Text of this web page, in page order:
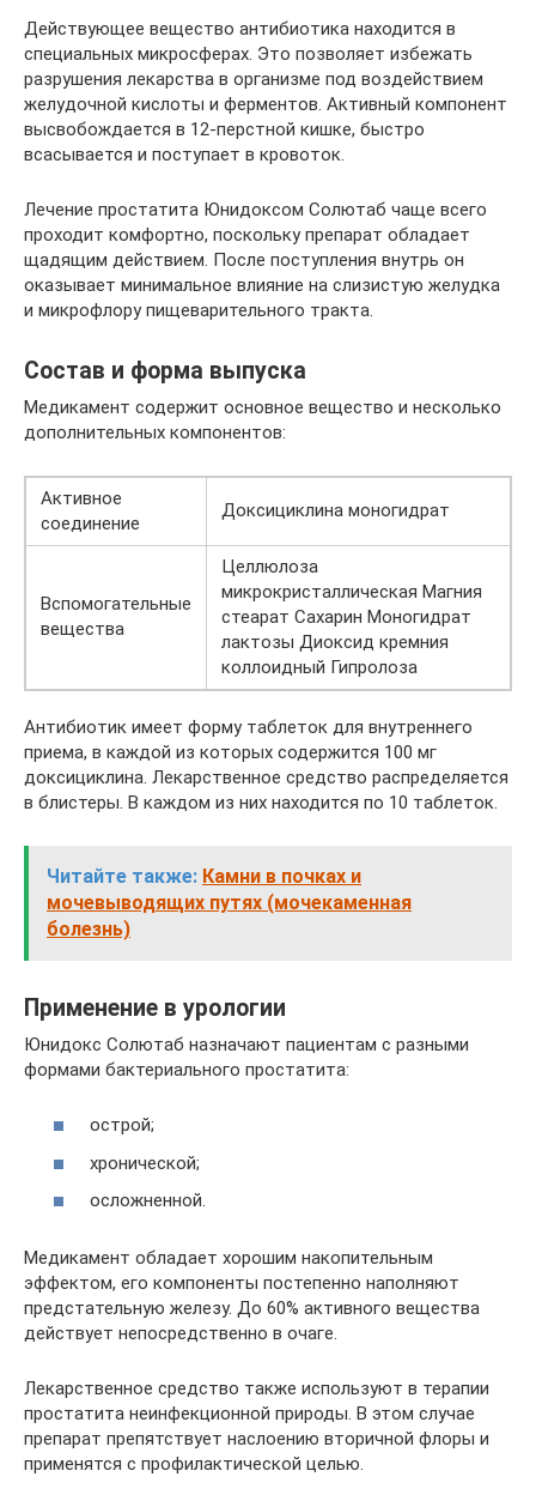
Действующее вещество антибиотика находится в
специальных микросферах. Это позволяет избежать
разрушения лекарства в организме под воздействием
желудочной кислоты и ферментов. Активный компонент
высвобождается в 12-перстной кишке, быстро
всасывается и поступает в кровоток.
Лечение простатита Юнидоксом Солютаб чаще всего
проходит комфортно, поскольку препарат обладает
щадящим действием. После поступления внутрь он
оказывает минимальное влияние на слизистую желудка
и микрофлору пищеварительного тракта.
Состав и форма выпуска
Медикамент содержит основное вещество и несколько
дополнительных компонентов:
Активное
соединение
Доксициклина моногидрат
Вспомогательные
вещества
Целлюлоза
микрокристаллическая Магния
стеарат Сахарин Моногидрат
лактозы Диоксид кремния
коллоидный Гипролоза
Антибиотик имеет форму таблеток для внутреннего
приема, в каждой из которых содержится 100 мг
доксициклина. Лекарственное средство распределяется
в блистеры. В каждом из них находится по 10 таблеток.
Читайте также: Камни в почках и
мочевыводящих путях (мочекаменная
болезнь)
Применение в урологии
Юнидокс Солютаб назначают пациентам с разными
формами бактериального простатита:
острой;
хронической;
осложненной.
Медикамент обладает хорошим накопительным
эффектом, его компоненты постепенно наполняют
предстательную железу. До 60% активного вещества
действует непосредственно в очаге.
Лекарственное средство также используют в терапии
простатита неинфекционной природы. В этом случае
препарат препятствует наслоению вторичной флоры и
применятся с профилактической целью.